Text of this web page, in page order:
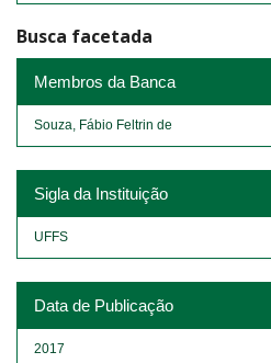
Busca facetada
Membros da Banca
Souza, Fábio Feltrin de
Sigla da Instituição
UFFS
Data de Publicação
2017